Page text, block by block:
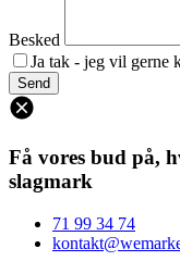
Besked
Ja tak - jeg vil gerne
Få vores bud på,
slagmark
71 99 34 74